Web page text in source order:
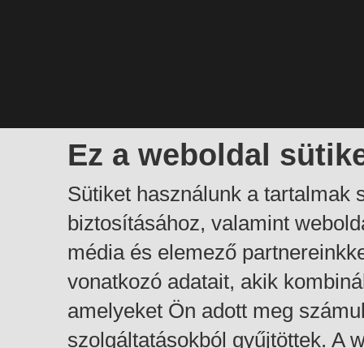
Ez a weboldal
Sütiket használunk a tartalmak
biztosításához, valamint
média és elemező
vonatkozó adatait, akik
amelyeket Ön adott meg
szolgáltatásokból gyűjtöttek. A